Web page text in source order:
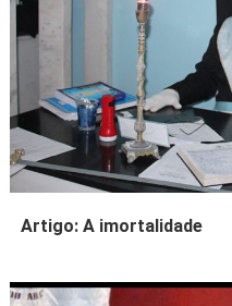
Artigo: A imortalidade